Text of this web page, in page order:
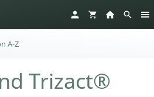
A-Z
Trizact®